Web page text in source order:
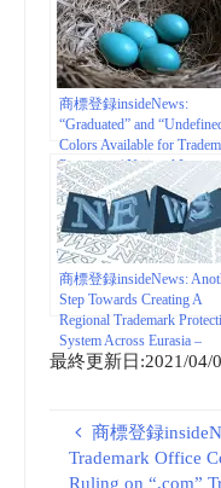
licensed attorney | USPTO
商標登録insideNews:
“Graduated” and
Colors Available for
Protection | National Law
Review
商標登録insideNews:
Step Towards Creating A
Regional Trademark
System Across Eurasia –
Intellectual Property –
最終更新日:2021/04/
商標登録
Trademark Office
Ruling on “.com”